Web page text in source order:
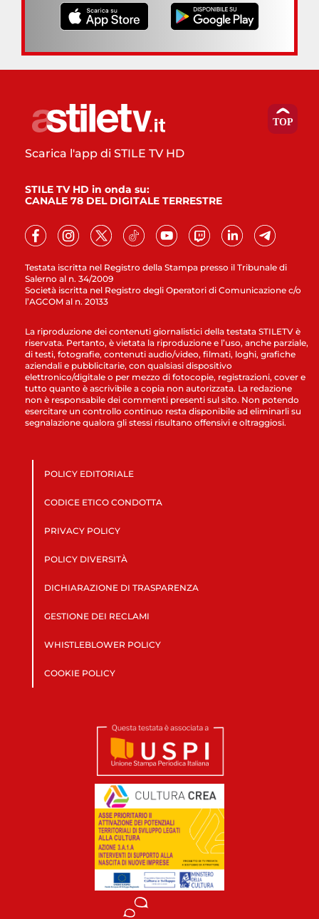
Testata iscritta nel Registro della Stampa presso il Tribunale di
Salerno al n. 34/2009
Società iscritta nel Registro degli Operatori di Comunicazione c/o
l’AGCOM al n. 20133
Scarica l'app di STILE TV HD
STILE TV HD in onda su:
CANALE 78 DEL DIGITALE TERRESTRE
La riproduzione dei contenuti giornalistici della testata STILETV è
riservata. Pertanto, è vietata la riproduzione e l’uso, anche parziale,
di testi, fotografie, contenuti audio/video, filmati, loghi, grafiche
aziendali e pubblicitarie, con qualsiasi dispositivo
elettronico/digitale o per mezzo di fotocopie, registrazioni, cover e
tutto quanto è ascrivibile a copia non autorizzata. La redazione
non è responsabile dei commenti presenti sul sito. Non potendo
esercitare un controllo continuo resta disponibile ad eliminarli su
segnalazione qualora gli stessi risultano offensivi e oltraggiosi.
POLICY EDITORIALE
CODICE ETICO CONDOTTA
PRIVACY POLICY
POLICY DIVERSITÀ
DICHIARAZIONE DI TRASPARENZA
GESTIONE DEI RECLAMI
WHISTLEBLOWER POLICY
COOKIE POLICY